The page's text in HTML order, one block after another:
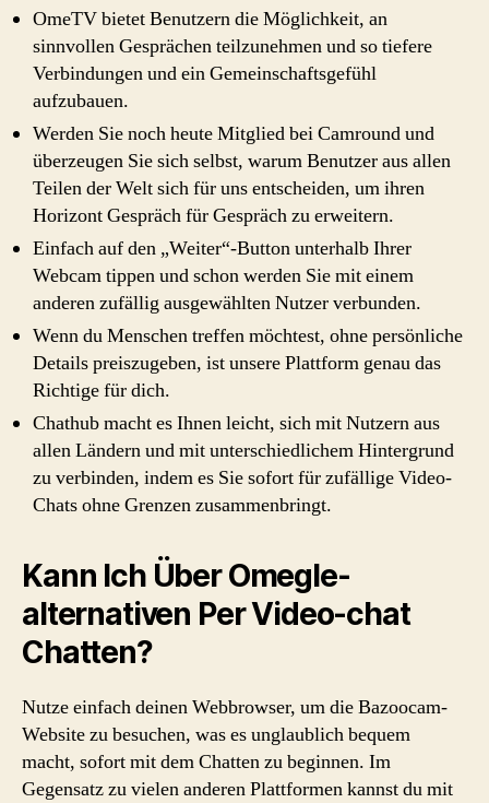
OmeTV bietet Benutzern die Möglichkeit, an
sinnvollen Gesprächen teilzunehmen und so tiefere
Verbindungen und ein Gemeinschaftsgefühl
aufzubauen.
Werden Sie noch heute Mitglied bei Camround und
überzeugen Sie sich selbst, warum Benutzer aus allen
Teilen der Welt sich für uns entscheiden, um ihren
Horizont Gespräch für Gespräch zu erweitern.
Einfach auf den „Weiter“-Button unterhalb Ihrer
Webcam tippen und schon werden Sie mit einem
anderen zufällig ausgewählten Nutzer verbunden.
Wenn du Menschen treffen möchtest, ohne persönliche
Details preiszugeben, ist unsere Plattform genau das
Richtige für dich.
Chathub macht es Ihnen leicht, sich mit Nutzern aus
allen Ländern und mit unterschiedlichem Hintergrund
zu verbinden, indem es Sie sofort für zufällige Video-
Chats ohne Grenzen zusammenbringt.
Kann Ich Über Omegle-
alternativen Per Video-chat
Chatten?
Nutze einfach deinen Webbrowser, um die Bazoocam-
Website zu besuchen, was es unglaublich bequem
macht, sofort mit dem Chatten zu beginnen. Im
Gegensatz zu vielen anderen Plattformen kannst du mit